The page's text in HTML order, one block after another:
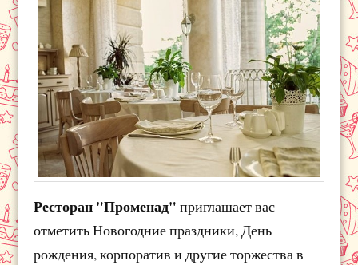
Ресторан "Променад"приглашает вас
отметить Новогодние праздники, День
рождения, корпоратив и другие торжества в